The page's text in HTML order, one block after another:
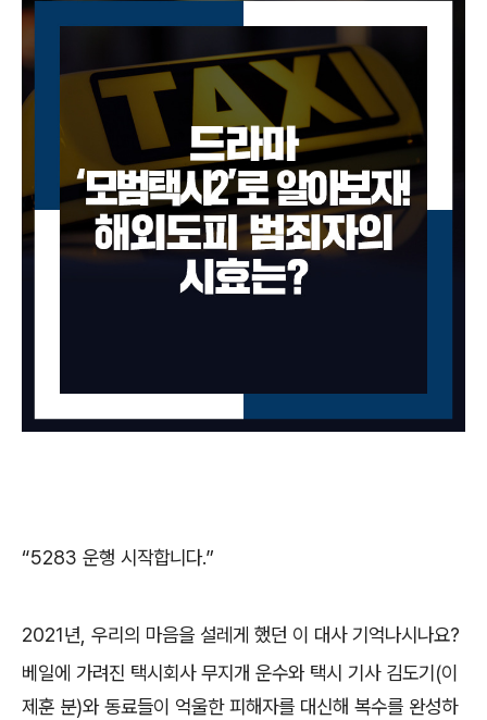
“5283 운행 시작합니다.”
2021년 우리의 마음을 설레게 했던 이 대사 기억나시나요?
베일에 가려진 택시회사 무지개 운수와 택시 기사 김도기 (이
제훈 분)와 동료들이 억울한 피해자를 대신해 복수를 완성하